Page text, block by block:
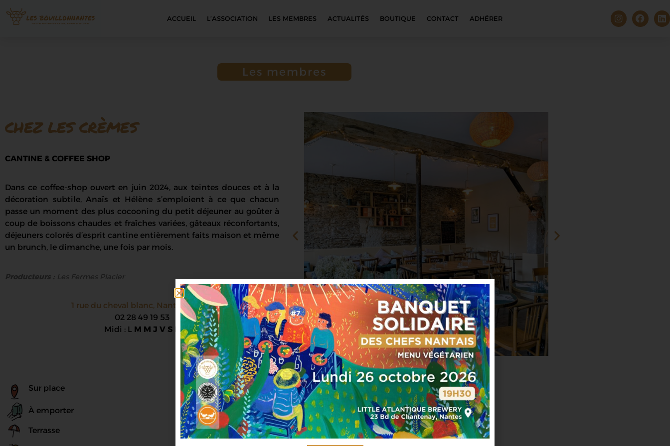
ACCUEIL L’ASSOCIATION LES MEMBRES ACTUALITÉS BOUTIQUE CONTACT ADHÉRER
Les membres
CHEZ LES CRÈMES
CANTINE & COFFEE SHOP
Dans ce coffee-shop ouvert en juin 2024, aux teintes douces et à la
décoration subtile, Anaïs et Hélène s’emploient à ce que chacun
passe un moment des plus cocooning du petit déjeuner au goûter à
coup de boissons chaudes et fraîches variées, gâteaux réconfortants,
déjeuners colorés d’esprit cantine entièrement faits maison et même
un brunch, le dimanche, une fois par mois.
Producteurs : Les Fermes Placier
1 rue du cheval blanc, Nantes 44000
02 28 49 19 53
Midi : L M M J V S D
Sur place
À emporter
Terrasse